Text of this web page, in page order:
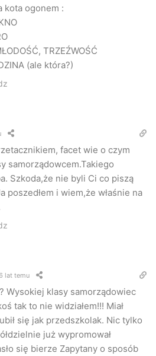
kota ogonem :
TRZEŹWOŚĆ
(ale która?)
facet wie o czym
samorządowcem.Takiego
Szkoda,że nie byli Ci co piszą
poszedłem i wiem,że właśnie na
lat temu
Wysokiej klasy samorządowiec
tak to nie widziałem!!! Miał
się jak przedszkolak. Nic tylko
już wypromował
się bierze Zapytany o sposób